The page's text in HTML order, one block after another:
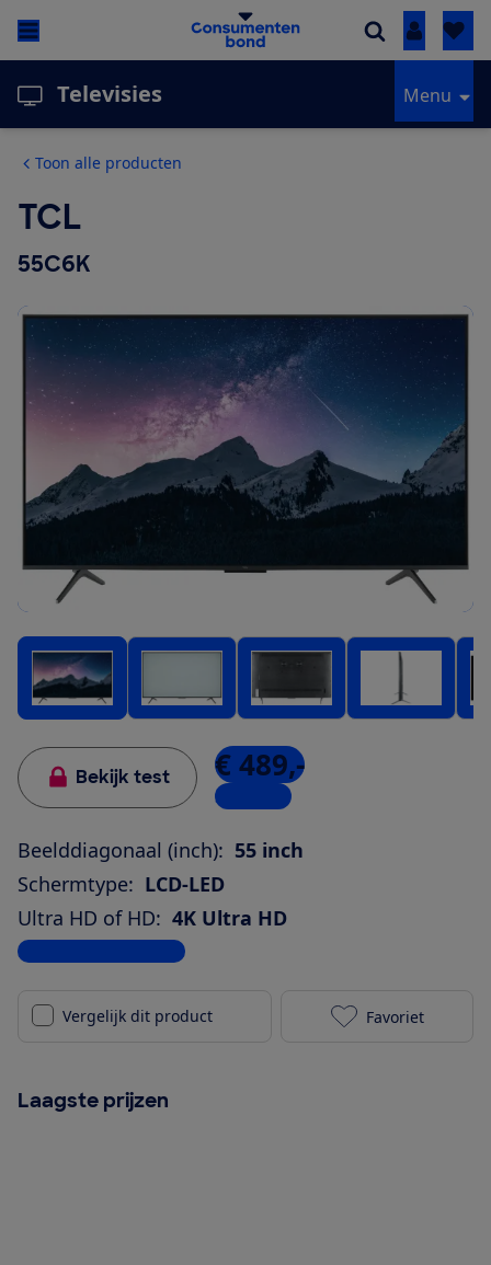
Inloggen
Televisies Menu
Toon alle producten
TCL
55C6K
Bekijk test € 489,-
3 winkels
Beelddiagonaal (inch): 55 inch
Schermtype: LCD-LED
Ultra HD of HD: 4K Ultra HD
Bekijk alle specificaties
Vergelijk dit product TCL 55C6K
Favoriet
Laagste prijzen